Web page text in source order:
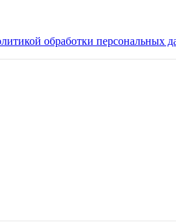
обработки персональных